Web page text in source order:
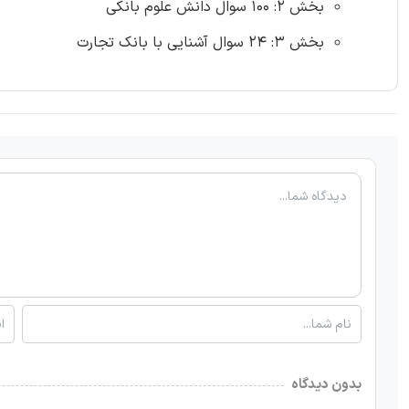
بخش 2: 100 سوال دانش علوم بانکی
بخش 3: 24 سوال آشنایی با بانک تجارت
بدون دیدگاه